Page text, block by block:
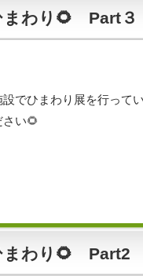
まわり🌻 Part３
でひまわり展を行って
い🌻
まわり🌻 Part2